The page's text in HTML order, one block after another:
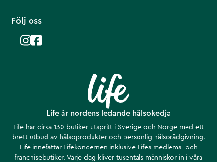
Life är nordens ledande hälsokedja
Life har cirka 130 butiker utspritt i Sverige och Norge med ett
brett utbud av hälsoprodukter och personlig hälsorådgivning.
Life innefattar Lifekoncernen inklusive Lifes medlems- och
franchisebutiker. Varje dag kliver tusentals människor in i våra
Följ oss